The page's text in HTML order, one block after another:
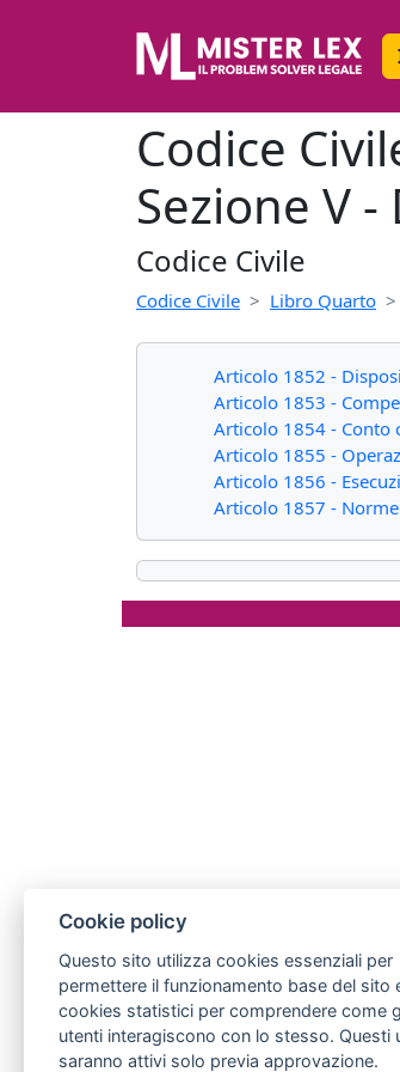
Codice
Sezione V
Codice Civile
Codice Civile Libro Quarto
Articolo 1852 -
Articolo 1853 -
Articolo 1854 - Conto
Articolo 1855 -
Articolo 1856 -
Articolo 1857 -
Cookie policy
Questo sito utilizza cookies essenziali per
permettere il funzionamento base del sito
cookies statistici per comprendere come
utenti interagiscono con lo stesso. Questi
saranno attivi solo previa approvazione.